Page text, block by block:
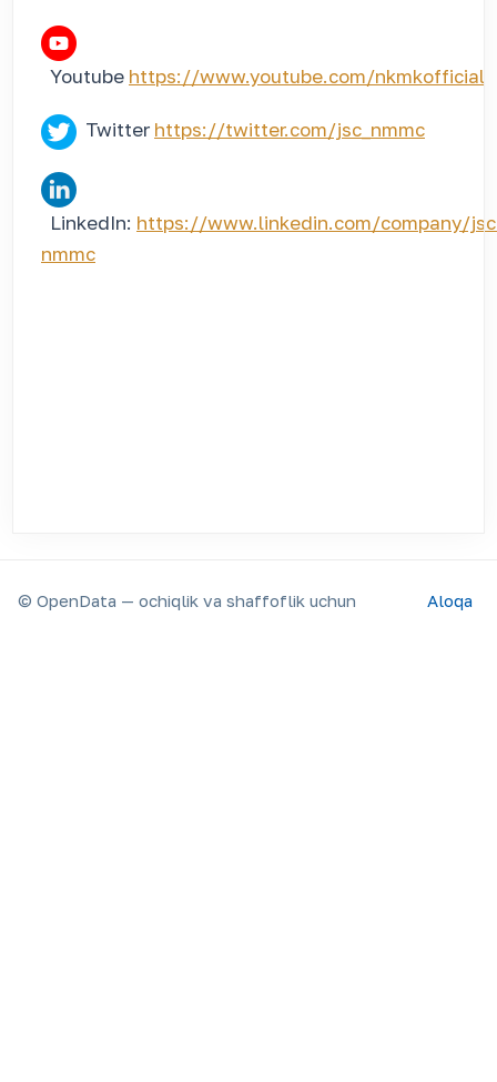
Youtube https://www.youtube.com/nkmkofficial
Twitter https://twitter.com/jsc_nmmc
LinkedIn: https://www.linkedin.com/company/
nmmc
© OpenData — ochiqlik va shaffoflik uchun Aloqa